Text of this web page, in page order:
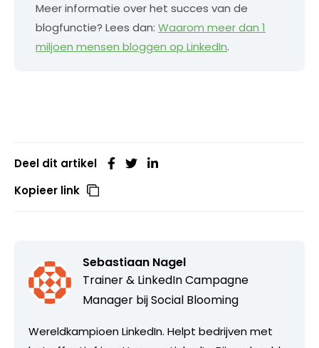
Meer informatie over het succes van de
blogfunctie? Lees dan: Waarom meer dan 1
miljoen mensen bloggen op LinkedIn.
Deel dit artikel
Kopieer link
Sebastiaan Nagel
Trainer & LinkedIn Campagne
Manager bijSocial Blooming
Wereldkampioen LinkedIn. Helpt bedrijven met